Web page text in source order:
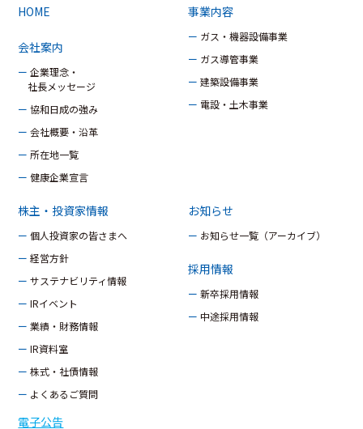
HOME
会社案内
ー 企業理念・
社長メッセージ
ー 協和日成の強み
ー 会社概要・沿革
ー 所在地一覧
ー 健康企業宣言
事業内容
ー ガス・機器設備事業
ー ガス導管事業
ー 建築設備事業
ー 電設・土木事業
株主・投資家情報
ー 個人投資家の皆さまへ
ー 経営方針
ー サステナビリティ情報
ー IRイベント
ー 業績・財務情報
ー IR資料室
ー 株式・社債情報
ー よくあるご質問
お知らせ
ー お知らせ一覧（アーカイブ）
採用情報
ー 新卒採用情報
ー 中途採用情報
電子公告